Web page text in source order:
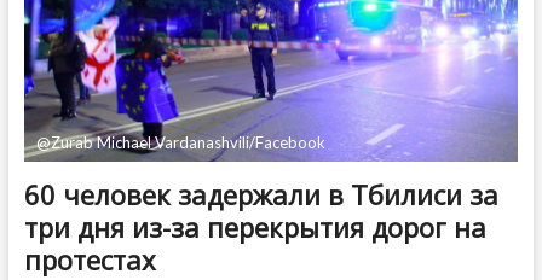
и
Азербайджана
@Zurab Michael Vardanashvili/Facebook
60 человек задержали в Тбилиси за
три дня из-за перекрытия дорог на
протестах